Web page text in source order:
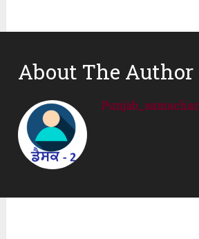
About The Author
Punjab_samachar